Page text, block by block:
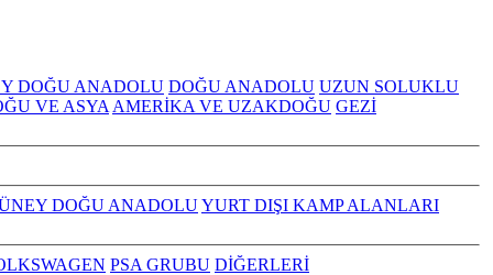
DOĞU ANADOLU DOĞU ANADOLU UZUN SOLUKLU
VE ASYA AMERİKA VE UZAKDOĞU GEZİ
DOĞU ANADOLUYURT DIŞI KAMP ALANLARI
PSA GRUBU DİĞERLERİ